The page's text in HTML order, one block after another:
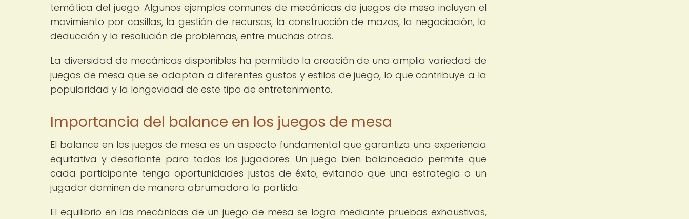
temática del juego. Algunos ejemplos comunes de mecánicas de juegos de mesa incluyen el
movimiento por casillas, la gestión de recursos, la construcción de mazos, la negociación, la
deducción y la resolución de problemas, entre muchas otras.
La diversidad de mecánicas disponibles ha permitido la creación de una amplia variedad de
juegos de mesa que se adaptan a diferentes gustos y estilos de juego, lo que contribuye a la
popularidad y la longevidad de este tipo de entretenimiento.
Importancia del balance en los juegos de mesa
El balance en los juegos de mesa es un aspecto fundamental que garantiza una experiencia
equitativa y desafiante para todos los jugadores. Un juego bien balanceado permite que
cada participante tenga oportunidades justas de éxito, evitando que una estrategia o un
jugador dominen de manera abrumadora la partida.
El equilibrio en las mecánicas de un juego de mesa se logra mediante pruebas exhaustivas,